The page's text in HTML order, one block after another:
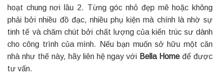
hoạt chung nơi lầu 2. Từng góc nhỏ đẹp mê hoặc không
phải bởi nhiều đồ đạc, nhiều phụ kiện mà chính là nhờ sự
tinh tế và chăm chút bởi chất lượng của kiến trúc sư dành
cho công trình của mình. Nếu bạn muốn sở hữu một căn
nhà như thế này, hãy liên hệ ngay với Bella Home để được
tư vấn.